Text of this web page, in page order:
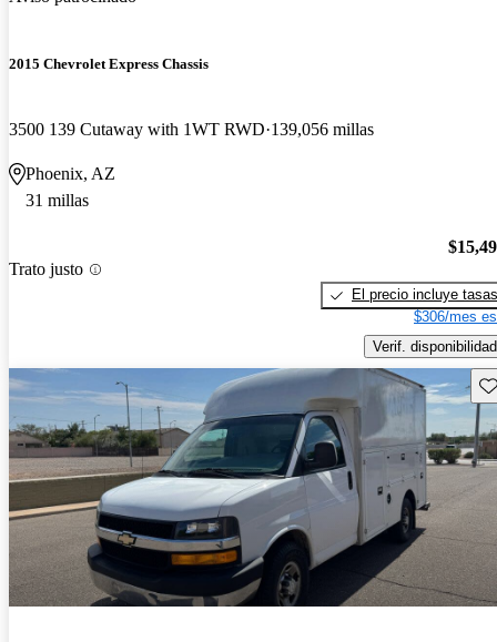
2015 Chevrolet Express Chassis
3500 139 Cutaway with 1WT RWD 139,056 millas
Phoenix, AZ
31 millas
Trato justo
El precio incluye tasas
$306/mes
Verif. disponibilidad